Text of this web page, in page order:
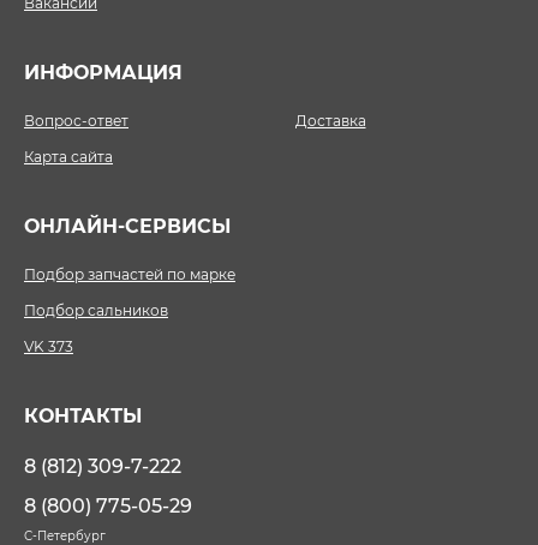
ИНФОРМАЦИЯ
Вопрос-ответ
Доставка
Карта сайта
ОНЛАЙН-СЕРВИСЫ
Подбор запчастей по марке
Подбор сальников
VK 373
КОНТАКТЫ
8 (812) 309-7-222
8 (800) 775-05-29
С-Петербург